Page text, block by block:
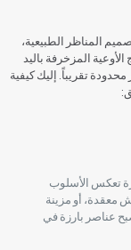
المناظر الطبيعية،
المزخرفة باليد
تقريباً. إليك كيفية
تعكس الأسلوب
معقدة، أو مزينة
عناصر بارزة في